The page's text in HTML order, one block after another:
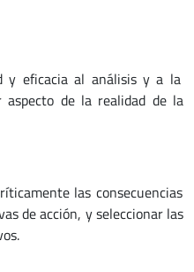
y eficacia al análisis y a la
aspecto de la realidad de la
las consecuencias
de acción, y seleccionar las